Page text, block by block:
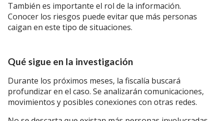
También es importante el rol de la información.
Conocer los riesgos puede evitar que más personas
caigan en este tipo de situaciones.
Qué sigue en la investigación
Durante los próximos meses, la fiscalía buscará
profundizar en el caso. Se analizarán comunicaciones,
movimientos y posibles conexiones con otras redes.